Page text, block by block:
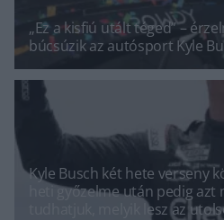
„Ez a kisfiú utált téged” –
búcsúzik az autósport Kyle
Kyle Busch két hete verseny
heti győzelme után pedig
tudhatjuk, melyik lesz az